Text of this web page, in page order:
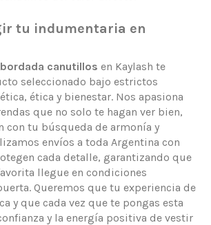
tu indumentaria en
canutillos en Kaylash te
seleccionado bajo estrictos
ética y bienestar. Nos apasiona
que no solo te hagan ver bien,
con tu búsqueda de armonía y
envíos a toda Argentina con
cada detalle, garantizando que
llegue en condiciones
Queremos que tu experiencia de
y que cada vez que te pongas esta
y la energía positiva de vestir